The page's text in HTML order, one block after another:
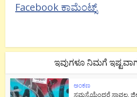
Facebook ಕಾಮೆಂಟ್ಸ್
ಇವುಗಳೂ ನಿಮಗೆ
ಅಂಕಣ
ಸಮಸ್ಯೆಯೆಂದರೆ ಸಾವಲ್ಲ,